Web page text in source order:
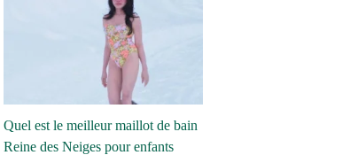
Quel est le meilleur maillot de bain
Reine des Neiges pour enfants